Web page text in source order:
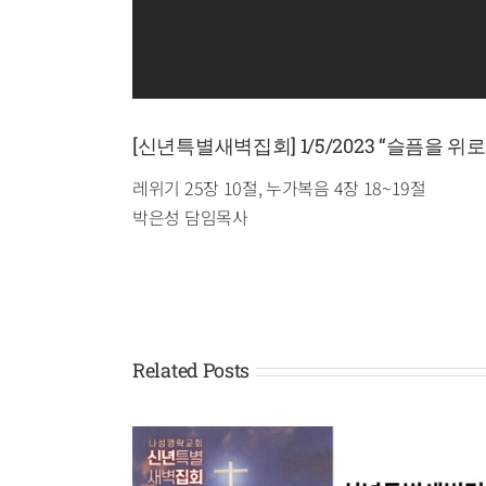
[신년특별새벽집회] 1/5/2023 “슬픔을 위
레위기 25장 10절, 누가복음 4장 18~19절
박은성 담임목사
Related Posts